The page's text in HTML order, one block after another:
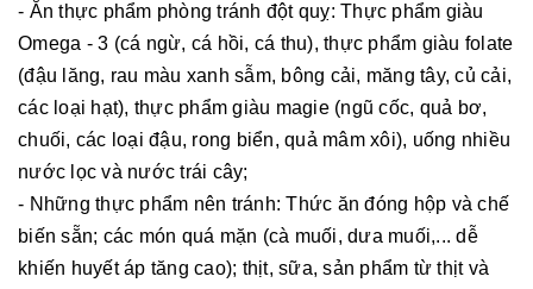
- Ăn thực phẩm phòng tránh đột quỵ: Thực phẩm giàu
Omega - 3 (cá ngừ, cá hồi, cá thu), thực phẩm giàu folate
(đậu lăng, rau màu xanh sẫm, bông cải, măng tây, củ cải,
các loại hạt), thực phẩm giàu magie (ngũ cốc, quả bơ,
chuối, các loại đậu, rong biển, quả mâm xôi), uống nhiều
nước lọc và nước trái cây;
- Những thực phẩm nên tránh: Thức ăn đóng hộp và chế
biến sẵn; các món quá mặn (cà muối, dưa muối,... dễ
khiến huyết áp tăng cao); thịt, sữa, sản phẩm từ thịt và